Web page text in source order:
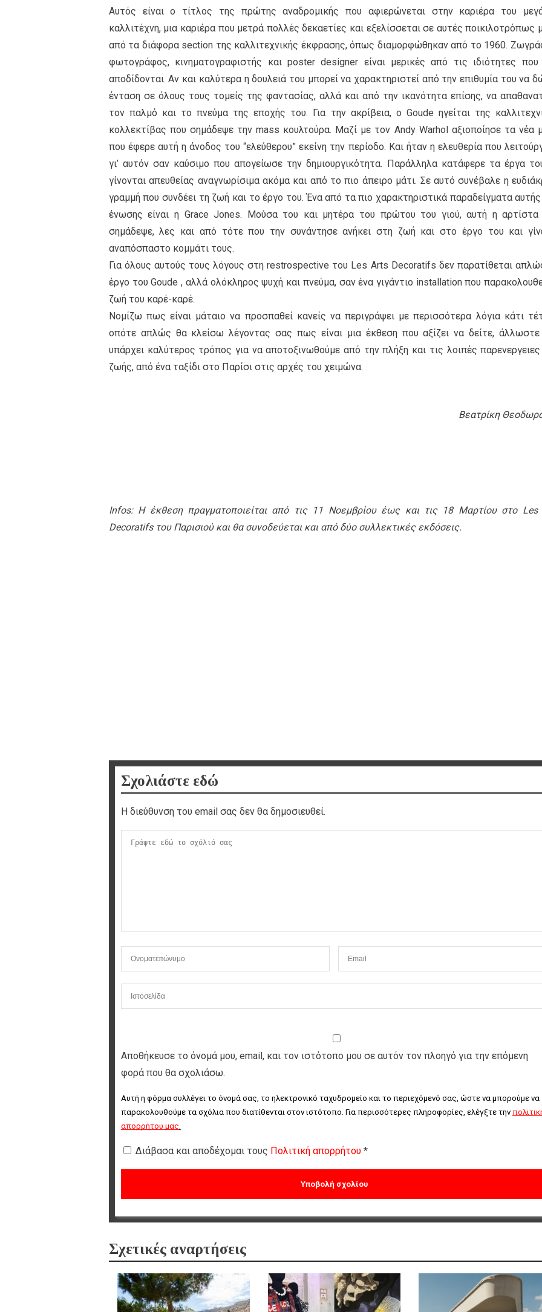
Αυτός είναι ο τίτλος της πρώτης αναδρομικής που αφιερώνεται στην καριέρα του
καλλιτέχνη, μια καριέρα που μετρά πολλές δεκαετίες και εξελίσσεται σε αυτές ποικιλοτρόπως
από τα διάφορα section της καλλιτεχνικής έκφρασης, όπως διαμορφώθηκαν από το 1960.
φωτογράφος, κινηματογραφιστής και poster designer είναι μερικές από τις ιδιότητες
αποδίδονται. Αν και καλύτερα η δουλειά του μπορεί να χαρακτηριστεί από την επιθυμία του να
ένταση σε όλους τους τομείς της φαντασίας, αλλά και από την ικανότητα επίσης, να
τον παλμό και το πνεύμα της εποχής του. Για την ακρίβεια, ο Goude ηγείται της
κολλεκτίβας που σημάδεψε την mass κουλτούρα. Μαζί με τον Andy Warhol αξιοποίησε τα νέα
που έφερε αυτή η άνοδος του “ελεύθερου” εκείνη την περίοδο. Kαι ήταν η ελευθερία που
γι’ αυτόν σαν καύσιμο που απογείωσε την δημιουργικότητα. Παράλληλα κατάφερε τα έργα
γίνονται απευθείας αναγνωρίσιμα ακόμα και από το πιο άπειρο μάτι. Σε αυτό συνέβαλε η
γραμμή που συνδέει τη ζωή και το έργο του. Ένα από τα πιο χαρακτηριστικά παραδείγματα
ένωσης είναι η Grace Jones. Μούσα του και μητέρα του πρώτου του γιού, αυτή η αρτίστα
σημάδεψε, λες και από τότε που την συνάντησε ανήκει στη ζωή και στο έργο του και
αναπόσπαστο κομμάτι τους.
Για όλους αυτούς τους λόγους στη restrospective του Les Arts Decoratifs δεν παρατίθεται
έργο του Goude , αλλά ολόκληρος ψυχή και πνεύμα, σαν ένα γιγάντιο installation που
ζωή του καρέ-καρέ.
Νομίζω πως είναι μάταιο να προσπαθεί κανείς να περιγράψει με περισσότερα λόγια κάτι
οπότε απλώς θα κλείσω λέγοντας σας πως είναι μια έκθεση που αξίζει να δείτε,
υπάρχει καλύτερος τρόπος για να αποτοξινωθούμε από την πλήξη και τις λοιπές
ζωής, από ένα ταξίδι στο Παρίσι στις αρχές του χειμώνα.
Bεατρίκη
Infos: Η έκθεση πραγματοποιείται από τις 11 Νοεμβρίου έως και τις 18 Μαρτίου στο Les
Decoratifs του Παρισιού και θα συνοδεύεται και από δύο συλλεκτικές εκδόσεις.
Σχολιάστε εδώ
Η διεύθυνση του email σας δεν θα δημοσιευθεί.
Αποθήκευσε το όνομά μου, email, και τον ιστότοπο μου σε αυτόν τον πλοηγό για την επόμενη
φορά που θα σχολιάσω.
Αυτή η φόρμα συλλέγει το όνομά σας, το ηλεκτρονικό ταχυδρομείο και το περιεχόμενό σας, ώστε να μπορούμε να
παρακολουθούμε τα σχόλια που διατίθενται στον ιστότοπο. Για περισσότερες πληροφορίες, ελέγξτε την
απορρήτου μας.
Διάβασα και αποδέχομαι τους Πολιτική απορρήτου *
Σχετικές αναρτήσεις